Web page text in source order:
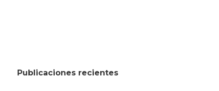
Publicaciones recientes